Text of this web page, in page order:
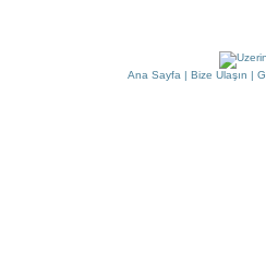
Ana Sayfa | Bize Ulaşın |